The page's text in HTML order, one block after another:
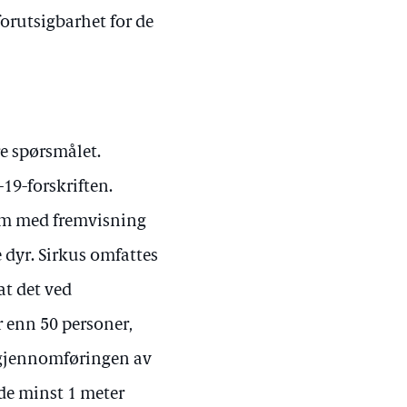
for de
spørsmålet.
forskriften.
med fremvisning
Sirkus omfattes
det ved
50 personer,
av
minst 1 meter